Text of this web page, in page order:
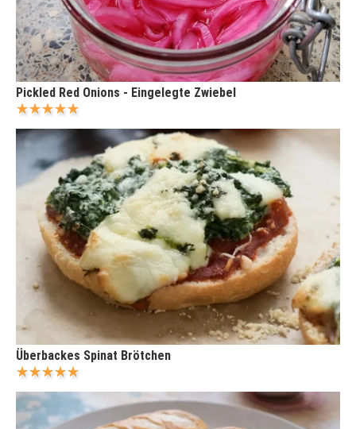
Pickled Red Onions - Eingelegte Zwiebel
Überbackes Spinat Brötchen